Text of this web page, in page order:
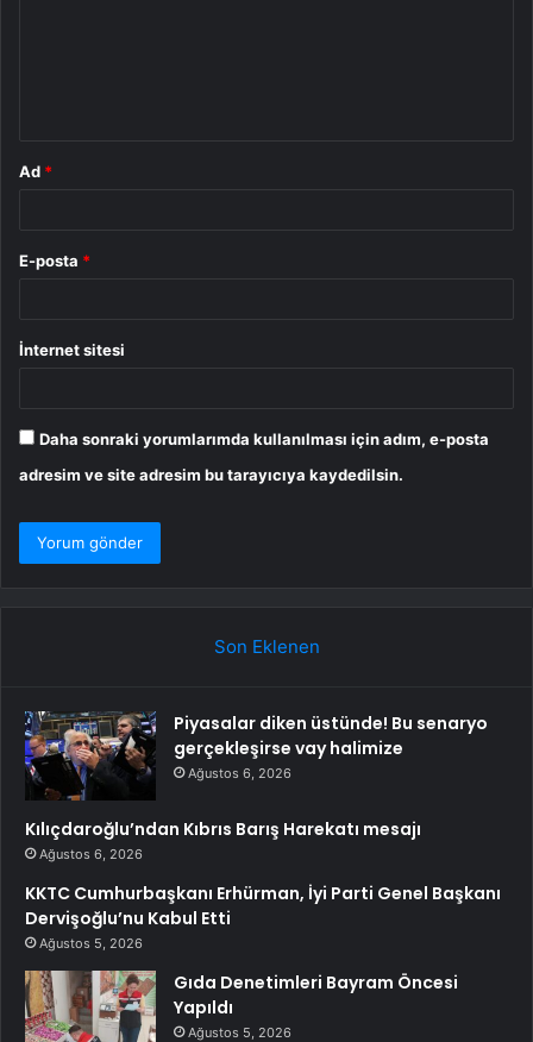
Ad *
E-posta *
İnternet sitesi
Daha sonraki yorumlarımda kullanılması için adım, e-posta
adresim ve site adresim bu tarayıcıya kaydedilsin.
Son Eklenen
Piyasalar diken üstünde! Bu senaryo
gerçekleşirse vay halimize
Ağustos 6, 2026
Kılıçdaroğlu’ndan Kıbrıs Barış Harekatı mesajı
Ağustos 6, 2026
KKTC Cumhurbaşkanı Erhürman, İyi Parti Genel Başkanı
Dervişoğlu’nu Kabul Etti
Ağustos 5, 2026
Gıda Denetimleri Bayram Öncesi
Yapıldı
Ağustos 5, 2026